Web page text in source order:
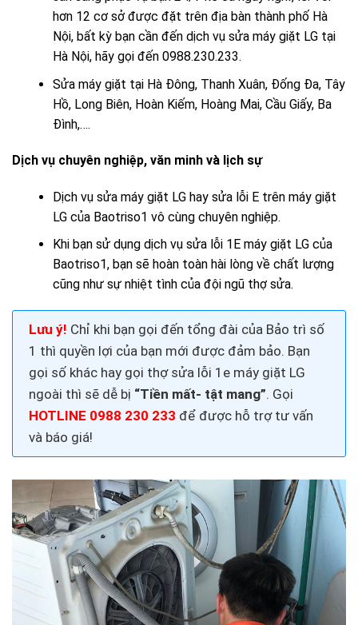
hơn 12 cơ sở được đặt trên địa bàn thành phố Hà
Nội, bất kỳ bạn cần đến dịch vụ sửa máy giặt LG tại
Hà Nội, hãy gọi đến 0988.230.233.
Sửa máy giặt tại Hà Đông, Thanh Xuân, Đống Đa, Tây
Hồ, Long Biên, Hoàn Kiếm, Hoàng Mai, Cầu Giấy, Ba
Đình,….
Dịch vụ chuyên nghiệp, văn minh và lịch sự
Dịch vụ sửa máy giặt LG hay sửa lỗi E trên máy giặt
LG của Baotriso1 vô cùng chuyên nghiệp.
Khi bạn sử dụng dịch vụ sửa lỗi 1E máy giặt LG của
Baotriso1, bạn sẽ hoàn toàn hài lòng về chất lượng
cũng như sự nhiệt tình của đội ngũ thợ sửa.
Lưu ý! Chỉ khi bạn gọi đến tổng đài của Bảo trì số
1 thì quyền lợi của bạn mới được đảm bảo. Bạn
gọi số khác hay gọi thợ sửa lỗi 1e máy giặt LG
ngoài thì sẽ dễ bị “Tiền mất- tật mang”. Gọi
HOTLINE 0988 230 233 để được hỗ trợ tư vấn
và báo giá!